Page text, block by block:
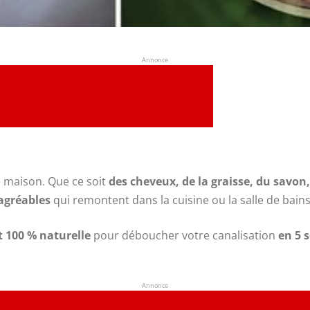
Annonce
Que ce soitdes cheveux, de la graisse, du
qui remontent dans la cuisine ou la salle de
100 % naturelle pour déboucher votre canalisation en 5
Annonce